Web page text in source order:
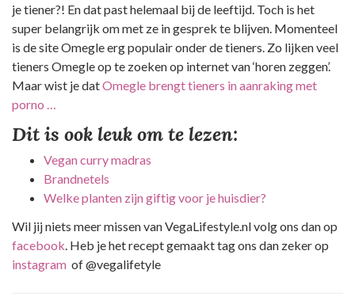
je tiener?! En dat past helemaal bij de leeftijd. Toch is het
super belangrijk om met ze in gesprek te blijven. Momenteel
is de site Omegle erg populair onder de tieners. Zo lijken veel
tieners Omegle op te zoeken op internet van ‘horen zeggen’.
Maar wist je datOmegle brengt tieners in aanraking met
porno …
Dit is ook leuk om te lezen:
Vegan curry madras
Brandnetels
Welke planten zijn giftig voor je huisdier?
Wil jij niets meer missen van VegaLifestyle.nl volg ons dan op
facebook. Heb je het recept gemaakt tag ons dan zeker op
instagram of @vegalifetyle